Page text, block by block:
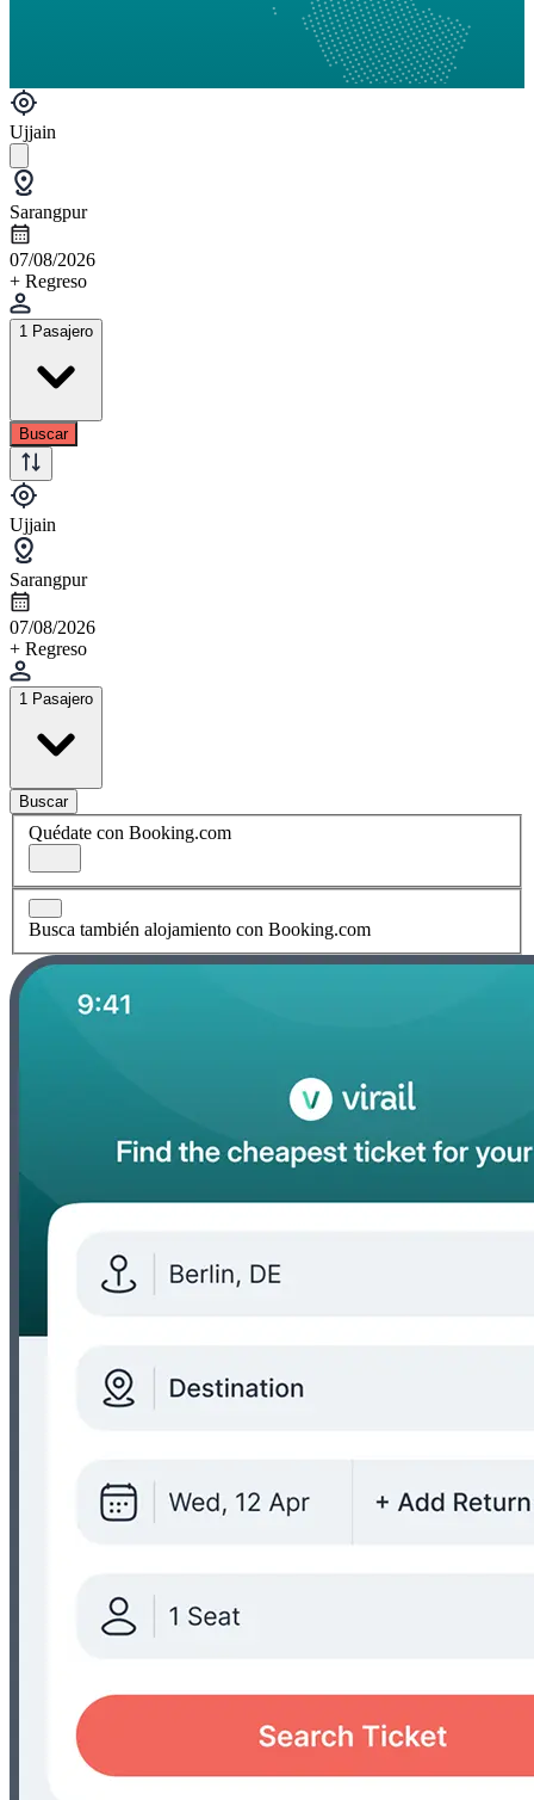
Ujjain
Sarangpur
07/08/2026
+ Regreso
1 Pasajero
Buscar
Ujjain
Sarangpur
07/08/2026
+ Regreso
1 Pasajero
Buscar
Quédate con Booking.com
Busca también alojamiento con Booking.com